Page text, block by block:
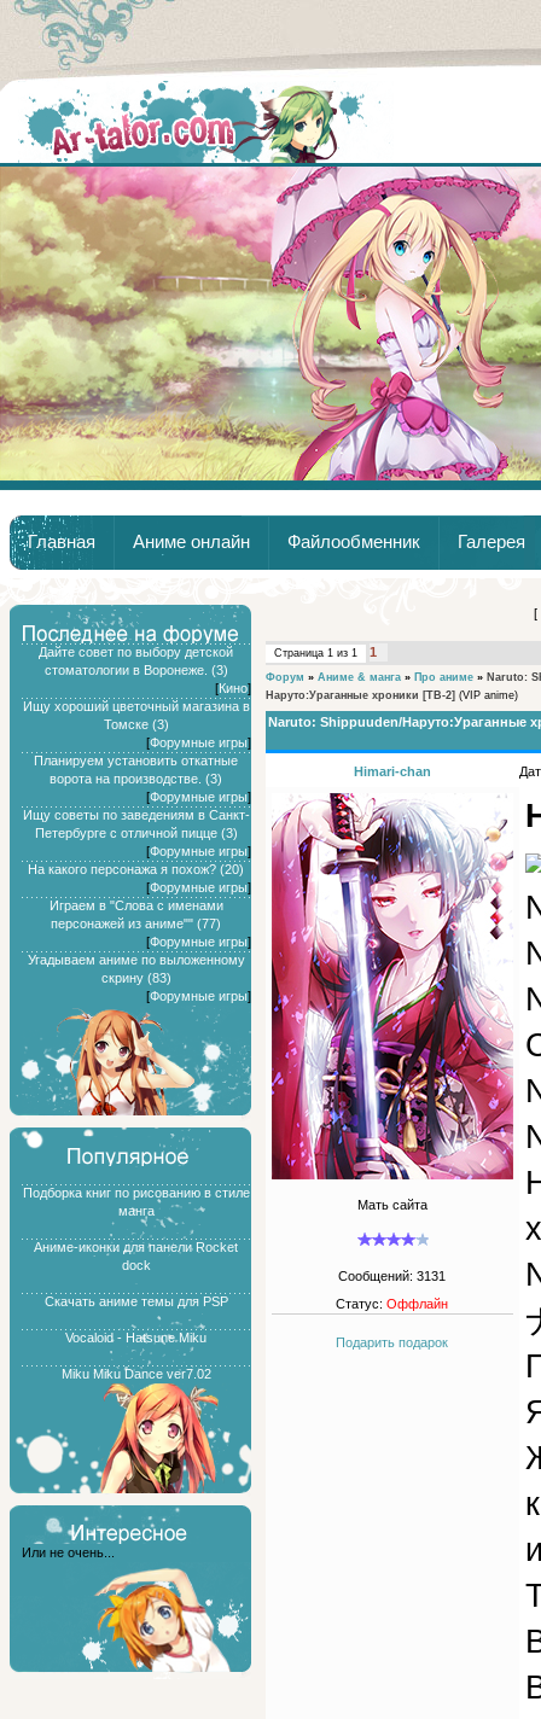
Главная
Аниме
Главная Аниме онлайн Файлообменник Галерея
Дайте совет по выбору детской
стоматологии в Воронеже. (3)
[Кино]
Ищу хороший цветочный магазина в
Томске (3)
[Форумные игры]
Планируем установить откатные
ворота на производстве. (3)
[Форумные игры]
Ищу советы по заведениям в Санкт-
Петербурге с отличной пицце (3)
[Форумные игры]
На какого персонажа я похож? (20)
[Форумные игры]
Играем в "Слова с именами
персонажей из аниме"" (77)
[Форумные игры]
Угадываем аниме по выложенному
скрину (83)
[Форумные игры]
Подборка книг по рисованию в стиле
манга
Аниме-иконки для панели Rocket
dock
Скачать аниме темы для PSP
Vocaloid - Hatsune Miku
Miku Miku Dance ver7.02
Или не очень...
[
Страница 1 из 1 1
Форум » Аниме & манга » Про аниме » Naruto:
Наруто:Ураганные хроники [ТВ-2] (VIP anime)
Naruto: Shippuuden/Наруто:Ураганные
Himari-chan
Мать сайта
Сообщений:3131
Статус:Оффлайн
Подарить подарок